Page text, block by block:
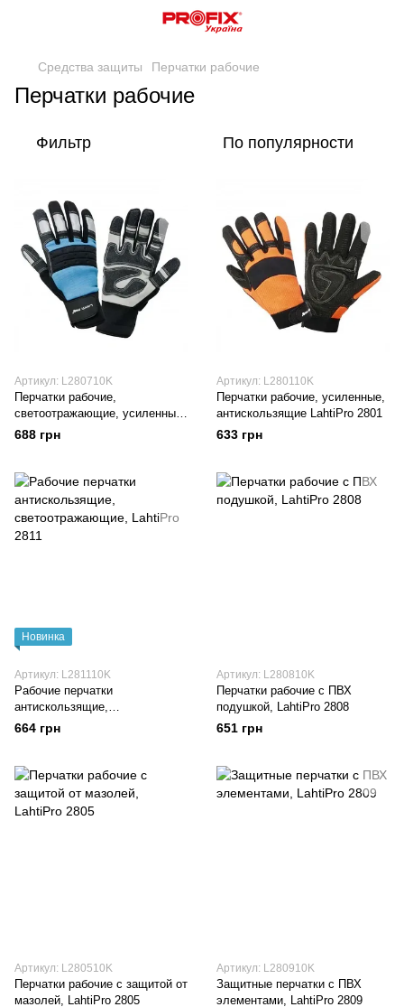
Средства защиты Перчатки рабочие
Перчатки рабочие
Фильтр По популярности
Артикул: L280710K
Перчатки рабочие,
светоотражающие, усиленные,
LahtiPro 2807
688 грн
Артикул: L280110K
Перчатки рабочие, усиленные,
антискользящие LahtiPro 2801
633 грн
Новинка
Артикул: L281110K
Рабочие перчатки
антискользящие,
светоотражающие, LahtiPro
664 грн
Артикул: L280810K
Перчатки рабочие с ПВХ
подушкой, LahtiPro 2808
651 грн
Артикул: L280510K
Перчатки рабочие с защитой от
мазолей, LahtiPro 2805
Артикул: L280910K
Защитные перчатки с ПВХ
элементами, LahtiPro 2809